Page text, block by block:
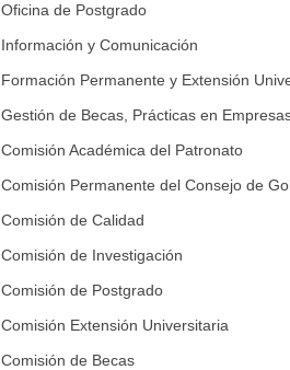
Oficina de Postgrado
Información y Comunicación
Formación Permanente y Extensión
Gestión de Becas, Prácticas en
Comisión Académica del Patronato
Comisión Permanente del Consejo de
Comisión de Calidad
Comisión de Investigación
Comisión de Postgrado
Comisión Extensión Universitaria
Comisión de Becas